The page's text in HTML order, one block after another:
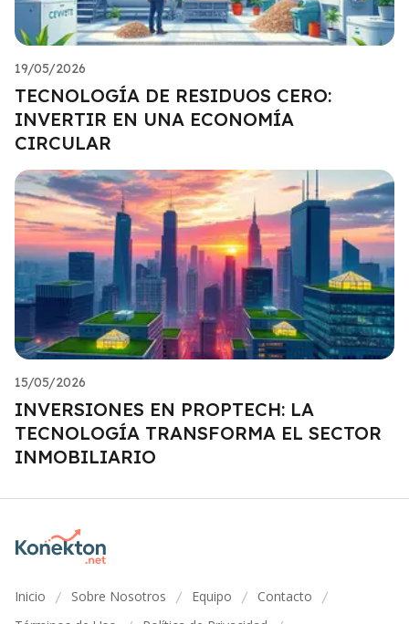
19/05/2026
TECNOLOGÍA DE RESIDUOS CERO:
INVERTIR EN UNA ECONOMÍA
CIRCULAR
15/05/2026
INVERSIONES EN PROPTECH: LA
TECNOLOGÍA TRANSFORMA EL SECTOR
INMOBILIARIO
Inicio / Sobre Nosotros / Equipo / Contacto /